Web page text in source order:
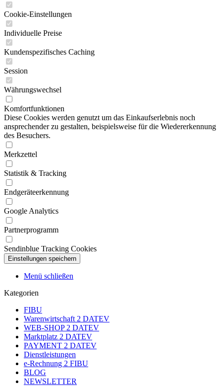
Cookie-Einstellungen
Individuelle Preise
Kundenspezifisches Caching
Session
Währungswechsel
Komfortfunktionen
Diese Cookies werden genutzt um das Einkaufserlebnis noch
ansprechender zu gestalten, beispielsweise für die Wiedererkennung
des Besuchers.
Merkzettel
Statistik & Tracking
Endgeräteerkennung
Google Analytics
Partnerprogramm
Sendinblue Tracking Cookies
Menü schließen
Kategorien
FIBU
Warenwirtschaft 2 DATEV
WEB-SHOP 2 DATEV
Marktplatz 2 DATEV
PAYMENT 2 DATEV
Dienstleistungen
e-Rechnung 2 FIBU
BLOG
NEWSLETTER